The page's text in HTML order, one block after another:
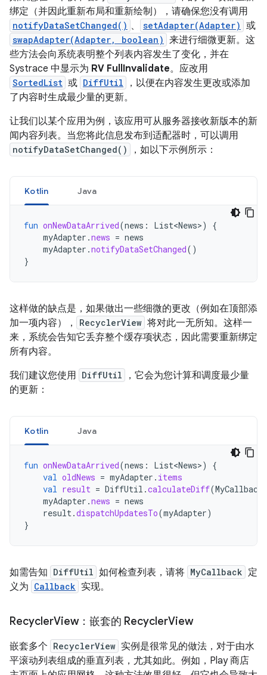
绑定（并因此重新布局和重新绘制），请确保您没有调用
notifyDataSetChanged() 、 setAdapter(Adapter) 或
swapAdapter(Adapter, boolean) 来进行细微更新。这
些方法会向系统表明整个列表内容发生了变化，并在
Systrace 中显示为 RV FullInvalidate。应改用
SortedList 或 DiffUtil
，以便在内容发生更改或添加
了内容时生成最少量的更新。
让我们以某个应用为例，该应用可从服务器接收新版本的新
闻内容列表。当您将此信息发布到适配器时，可以调用
notifyDataSetChanged() ，如以下示例所示：
Kotlin Java
fun onNewDataArrived(news : List<News>)
{
myAdapter .news = news
myAdapter .notifyDataSetChanged()
}
这样做的缺点是，如果做出一些细微的更改（例如在顶部添
加一项内容），
RecyclerView 将对此一无所知。这样一
来，系统会告知它丢弃整个缓存项状态，因此需要重新绑定
所有内容。
我们建议您使用 DiffUtil
，它会为您计算和调度最少量
的更新：
Kotlin Java
fun onNewDataArrived(news : List<News>)
{
val oldNews = myAdapter . items
val result = DiffUtil .calculateDiff(MyCallback
myAdapter .news = news
result .dispatchUpdatesTo(myAdapter)
}
如需告知 DiffUtil 如何检查列表，请将 MyCallback 定
义为 Callback 实现。
RecyclerView：嵌套的 RecyclerView
嵌套多个 RecyclerView 实例是很常见的做法，对于由水
平滚动列表组成的垂直列表，尤其如此。例如，Play 商店